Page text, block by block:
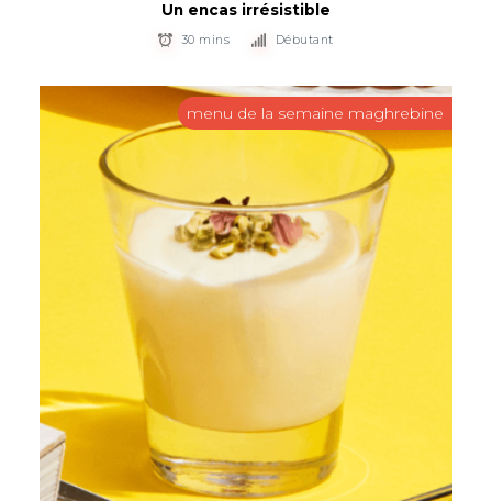
Un encas irrésistible
30 mins Débutant
menu de la semaine maghrebine